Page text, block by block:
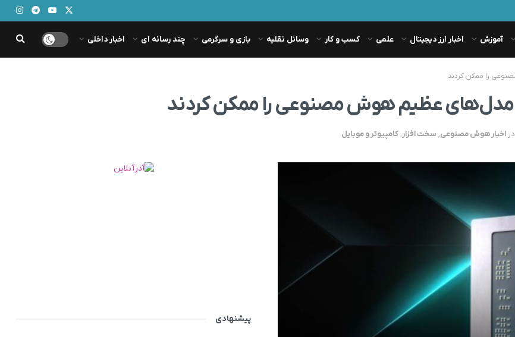
آموزش اخبار ارز دیجیتال علمی کسب و کار وسائل نقلیه بازی و سرگرمی چند رسانه ای اخبار داخلی
در اخبار هوش مصنوعی, سخت افزار,کامپیوتر و موبایل
پیشنهادی